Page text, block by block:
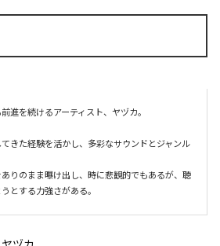
進を続けるアーティスト、ヤヅカ。
きた経験を活かし、多彩なサウンドとジャンル
りのまま曝け出し、時に悲観的でもあるが、聴
とする力強さがある。